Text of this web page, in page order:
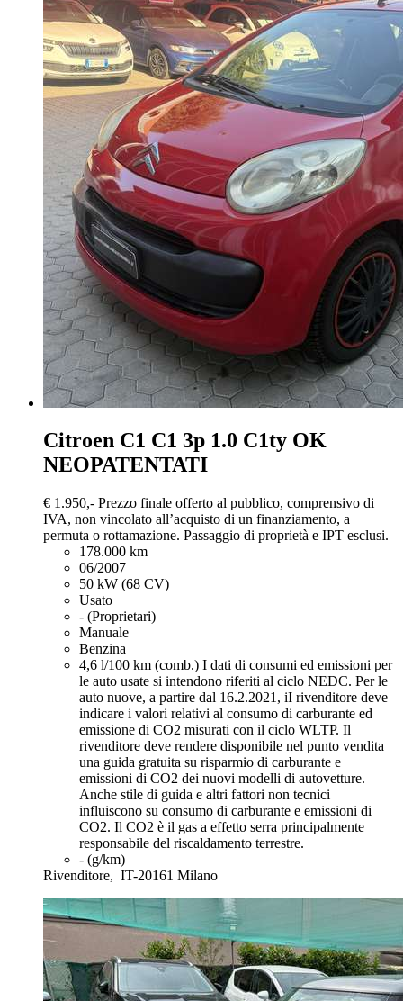
Citroen C1 C1 3p 1.0 C1ty OK
NEOPATENTATI
€ 1.950,- Prezzo finale offerto al pubblico, comprensivo di
IVA, non vincolato all’acquisto di un finanziamento, a
permuta o rottamazione. Passaggio di proprietà e IPT esclusi.
178.000 km
06/2007
50 kW (68 CV)
Usato
- (Proprietari)
Manuale
Benzina
4,6 l/100 km (comb.) I dati di consumi ed emissioni per
le auto usate si intendono riferiti al ciclo NEDC. Per le
auto nuove, a partire dal 16.2.2021, iI rivenditore deve
indicare i valori relativi al consumo di carburante ed
emissione di CO2 misurati con il ciclo WLTP. Il
rivenditore deve rendere disponibile nel punto vendita
una guida gratuita su risparmio di carburante e
emissioni di CO2 dei nuovi modelli di autovetture.
Anche stile di guida e altri fattori non tecnici
influiscono su consumo di carburante e emissioni di
CO2. Il CO2 è il gas a effetto serra principalmente
responsabile del riscaldamento terrestre.
- (g/km)
Rivenditore, IT-20161 Milano